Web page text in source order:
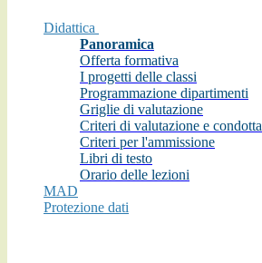
Didattica
Panoramica
Offerta formativa
I progetti delle classi
Programmazione dipartimenti
Griglie di valutazione
Criteri di valutazione e condotta
Criteri per l'ammissione
Libri di testo
Orario delle lezioni
MAD
Protezione dati